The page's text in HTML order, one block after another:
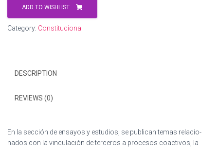
quantity
ADD TO WISHLIST
Category: Constitucional
DESCRIPTION
REVIEWS (0)
En la sección de ensayos y estudios, se publican temas relacio-
nados con la vinculación de terceros a procesos coactivos, la